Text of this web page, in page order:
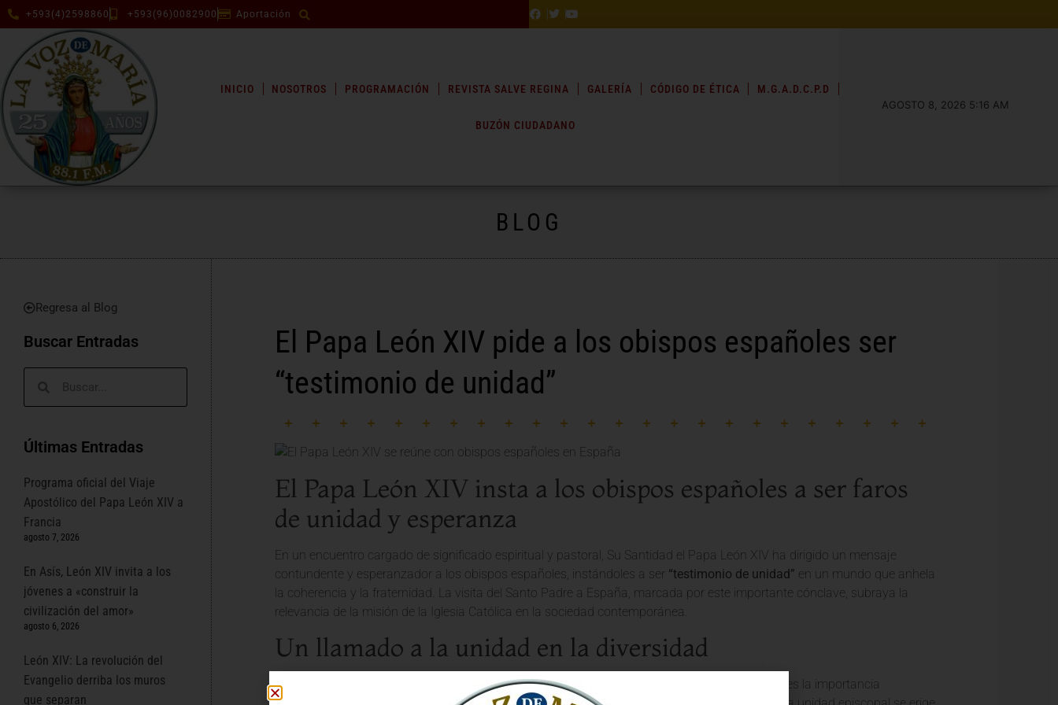
+593(4)2598860 +593(96)0082900 Aportación
INICIO NOSOTROS PROGRAMACIÓN REVISTA SALVE REGINA GALERÍA CÓDIGO DE ÉTICA M.G.A.D.C.P.D
BUZÓN CIUDADANO
AGOSTO 8, 2026 5:16 AM
BLOG
Regresa al Blog
Buscar Entradas
Últimas Entradas
Programa oficial del Viaje
Apostólico del Papa León XIV a
Francia
agosto 7, 2026
En Asís, León XIV invita a los
jóvenes a «construir la
civilización del amor»
agosto 6, 2026
León XIV: La revolución del
Evangelio derriba los muros
que separan
El Papa León XIV pide a los obispos españoles ser
“testimonio de unidad”
El Papa León XIV insta a los obispos españoles a ser faros
de unidad y esperanza
En un encuentro cargado de significado espiritual y pastoral, Su Santidad el Papa León XIV ha dirigido un mensaje
contundente y esperanzador a los obispos españoles, instándoles a ser “testimonio de unidad” en un mundo que anhela
la coherencia y la fraternidad. La visita del Santo Padre a España, marcada por este importante cónclave, subraya la
relevancia de la misión de la Iglesia Católica en la sociedad contemporánea.
Un llamado a la unidad en la diversidad
El Sumo Pontífice, con la sabiduría y la cercanía que le caracterizan, ha recordado a los pastores la importancia